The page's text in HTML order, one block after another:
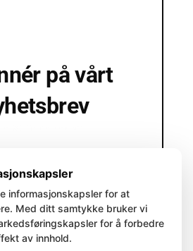
på vårt
saker vi tror du kan være
interessert i.
her
informasjonskapsler for at
Med ditt samtykke bruker vi
for å forbedre
av innhold.